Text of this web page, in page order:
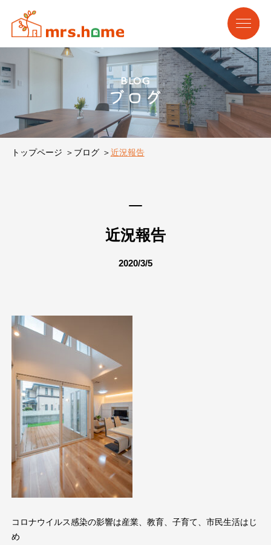
BLOG
ブログ
トップページ ブログ 近況報告
近況報告
2020/3/5
コロナウイルス感染の影響は産業、教育、子育て、市民生活はじ
め